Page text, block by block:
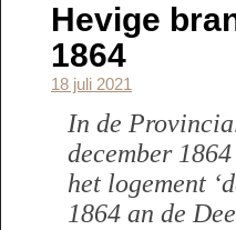
Hevige
1864
18 juli 2021
In de
december
het logement
1864 an de